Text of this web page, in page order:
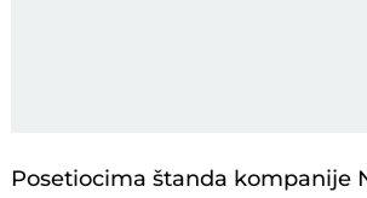
Posetiocima štanda kompanije